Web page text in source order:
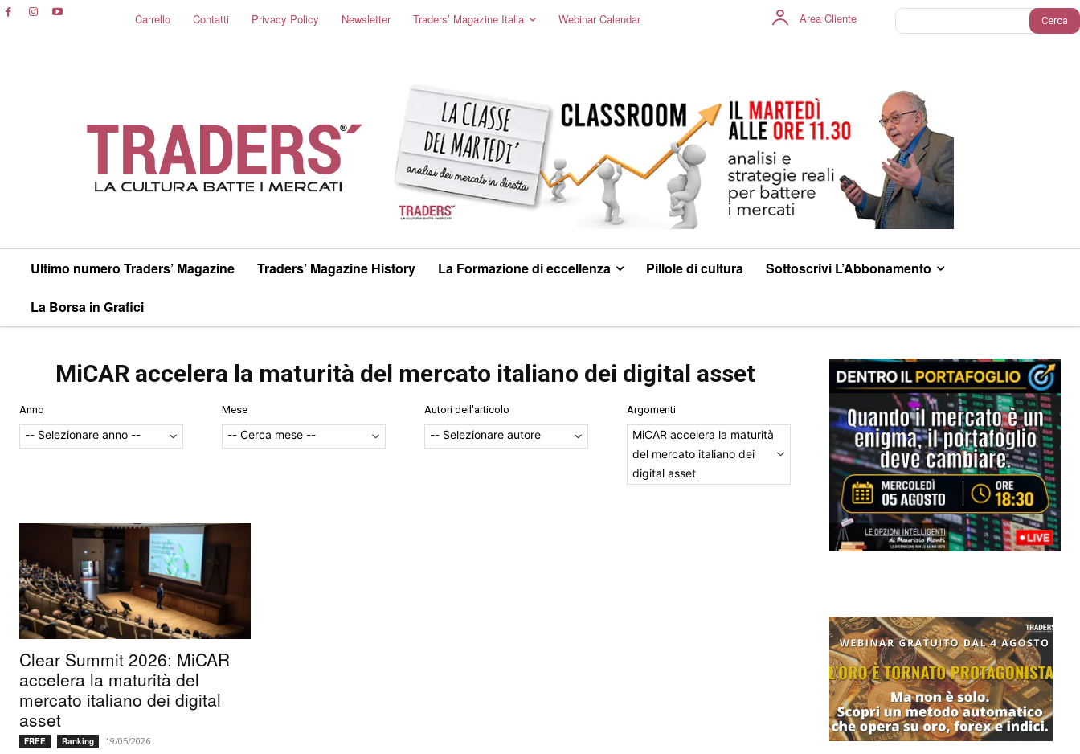
Carrello Contatti Privacy Policy Newsletter Traders’ Magazine Italia Webinar Calendar Area Cliente Cerca
Ultimo numero Traders’ Magazine Traders’ Magazine History La Formazione di eccellenza Pillole di cultura Sottoscrivi L’Abbonamento
La Borsa in Grafici
MiCAR accelera la maturità del mercato italiano dei digital asset
Anno Mese Autori dell'articolo Argomenti
MiCAR accelera la maturità
del mercato italiano dei
digital asset
Clear Summit 2026: MiCAR
accelera la maturità del
mercato italiano dei digital
asset
FREE Ranking 19/05/2026